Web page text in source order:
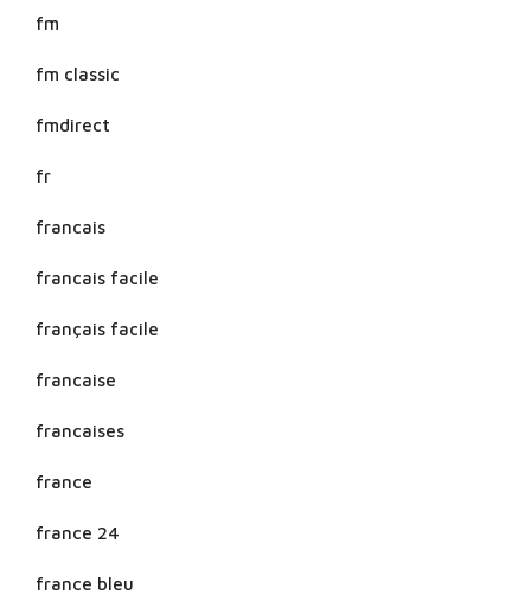
fm
fm classic
fmdirect
fr
francais
francais facile
français facile
francaise
francaises
france
france 24
france bleu